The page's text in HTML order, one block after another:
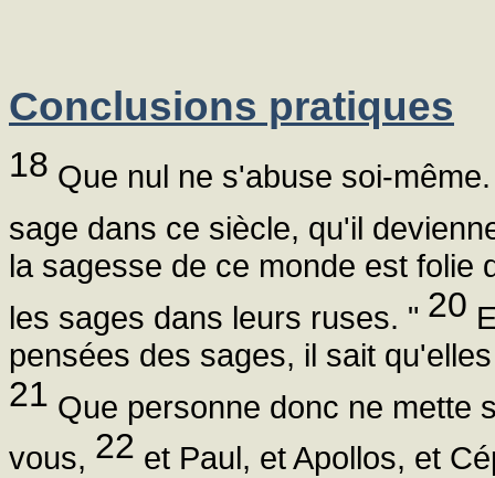
Conclusions pratiques
18 Que nul ne s'abuse soi-
sage dans ce siècle, qu'il
la sagesse de ce monde est folie
les sages dans leurs ruses. " 20
pensées des sages, il sait
21 Que personne donc ne mette
vous, 22 et Paul, et Apollos, et